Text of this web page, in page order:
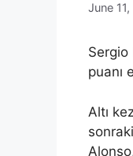
June
Sergio
puanı
Altı